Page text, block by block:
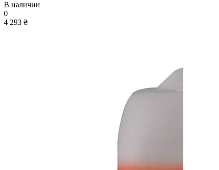
В наличии
0
4 293 ₴